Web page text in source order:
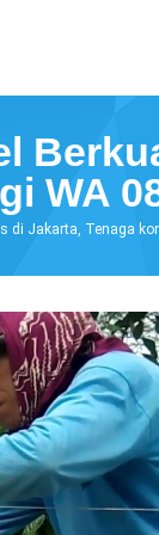
WA
di Jakarta, Tenaga